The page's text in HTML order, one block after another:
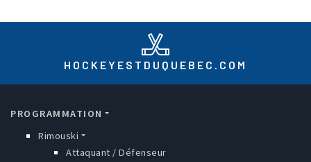
HOCKEYESTDUQUEBEC.COM
PROGRAMMATION
Rimouski
Attaquant / Défenseur